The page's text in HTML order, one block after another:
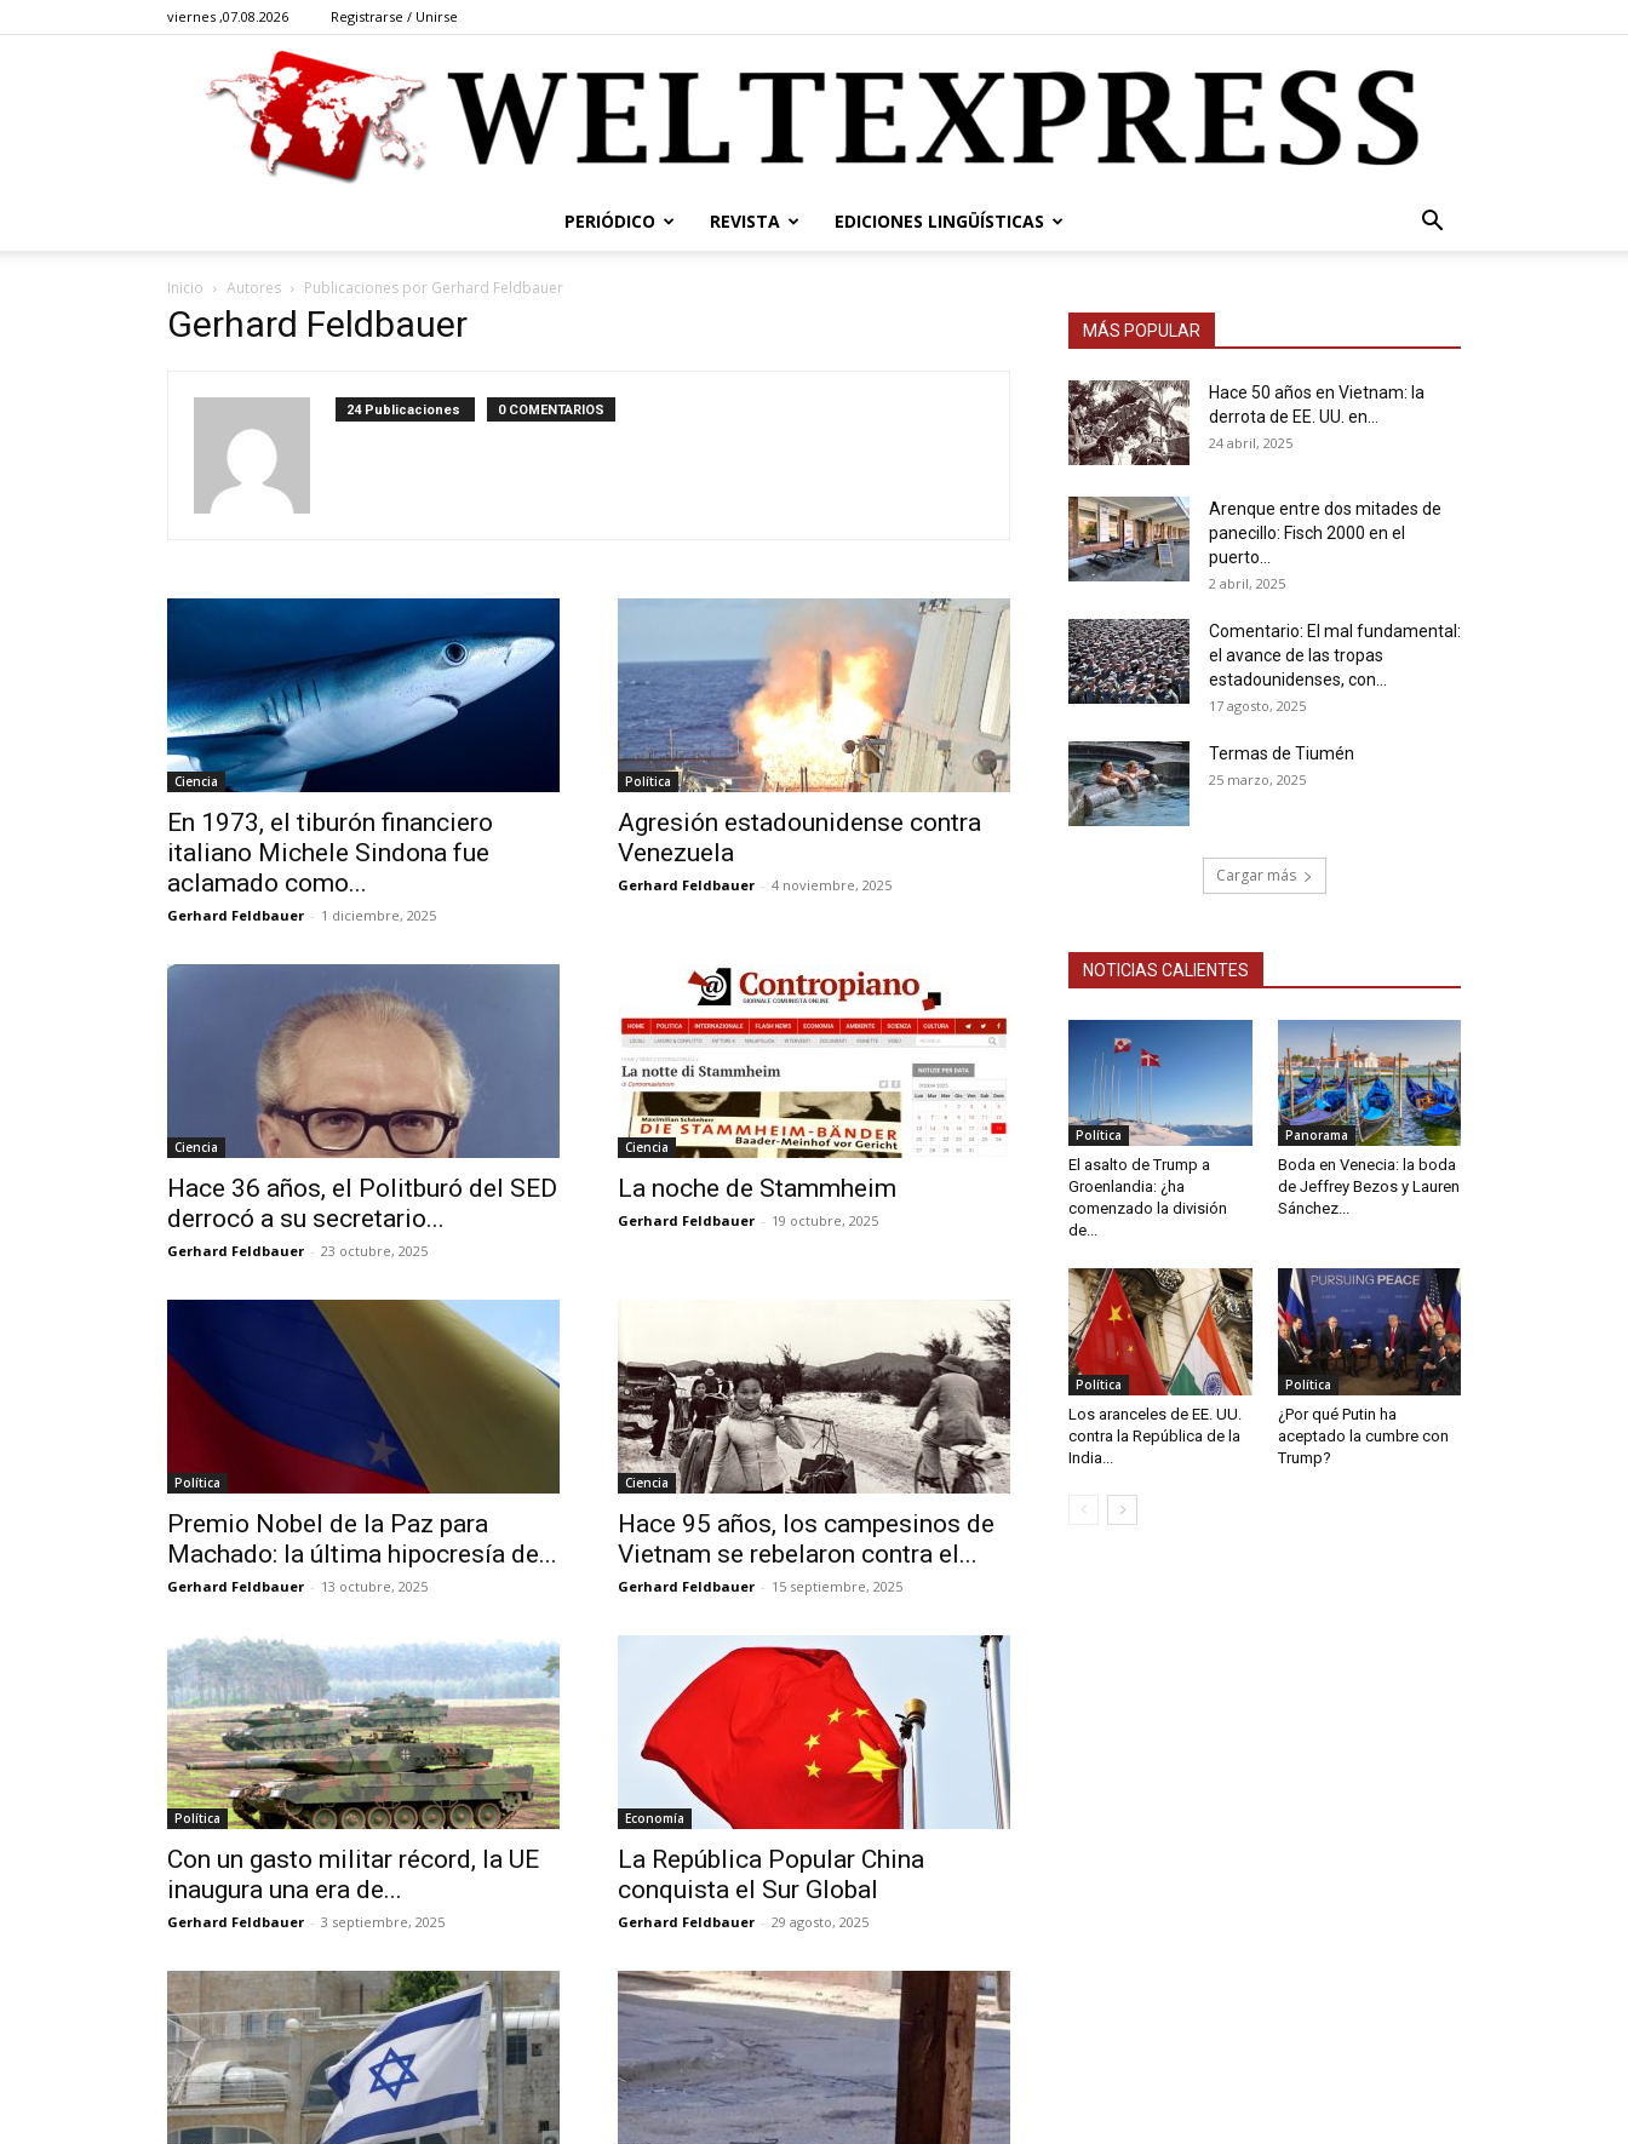
viernes ,07.08.2026 Registrarse / Unirse
PERIÓDICO REVISTA EDICIONES LINGÜÍSTICAS
Inicio Autores Publicaciones por Gerhard Feldbauer
Gerhard Feldbauer
24 Publicaciones 0 COMENTARIOS
Ciencia
En 1973, el tiburón financiero
italiano Michele Sindona fue
aclamado como...
Gerhard Feldbauer - 1 diciembre, 2025
Política
Agresión estadounidense contra
Venezuela
Gerhard Feldbauer - 4 noviembre, 2025
Ciencia
Hace 36 años, el Politburó del SED
derrocó a su secretario...
Gerhard Feldbauer - 23 octubre, 2025
Ciencia
La noche de Stammheim
Gerhard Feldbauer - 19 octubre, 2025
Política
Premio Nobel de la Paz para
Machado: la última hipocresía de...
Gerhard Feldbauer - 13 octubre, 2025
Ciencia
Hace 95 años, los campesinos de
Vietnam se rebelaron contra el...
Gerhard Feldbauer - 15 septiembre, 2025
Política
Con un gasto militar récord, la UE
inaugura una era de...
Gerhard Feldbauer - 3 septiembre, 2025
Economía
La República Popular China
conquista el Sur Global
Gerhard Feldbauer - 29 agosto, 2025
MÁS POPULAR
Hace 50 años en Vietnam: la
derrota de EE. UU. en...
24 abril, 2025
Arenque entre dos mitades de
panecillo: Fisch 2000 en el
puerto...
2 abril, 2025
Comentario: El mal fundamental:
el avance de las tropas
estadounidenses, con...
17 agosto, 2025
Termas de Tiumén
25 marzo, 2025
Cargar más
NOTICIAS CALIENTES
Política
El asalto de Trump a
Groenlandia: ¿ha
comenzado la división
de...
Panorama
Boda en Venecia: la boda
de Jeffrey Bezos y Lauren
Sánchez...
Política
Los aranceles de EE. UU.
contra la República de la
India...
Política
¿Por qué Putin ha
aceptado la cumbre con
Trump?